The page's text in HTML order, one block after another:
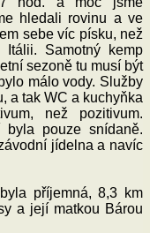
hledali rovinu a ve
sebe víc písku, než
Samotný kemp
sezoně tu musí být
málo vody. Služby
a tak WC a kuchyňka
než pozitivum.
byla pouze snídaně.
jídelna a navíc
příjemná, 8,3 km
a její matkou Bárou